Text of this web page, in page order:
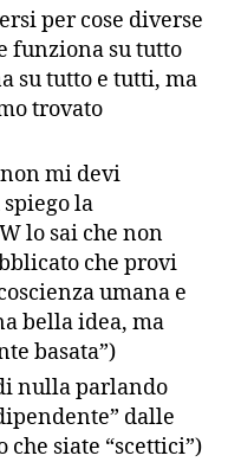
per cose diverse
funziona su tutto
su tutto e tutti, ma
trovato
non mi devi
la
lo sai che non
che provi
umana e
bella idea, ma
basata”)
nulla parlando
dalle
siate “scettici”)